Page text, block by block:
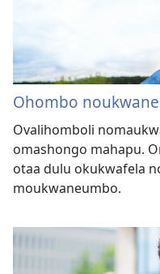
Ohombo
Ovalihomboli
omashongo mahapu.
otaa dulu okukwafela
moukwaneumbo.